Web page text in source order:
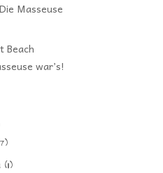
Masseuse
Beach
war’s!
(11)